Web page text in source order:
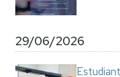
29/06/2026